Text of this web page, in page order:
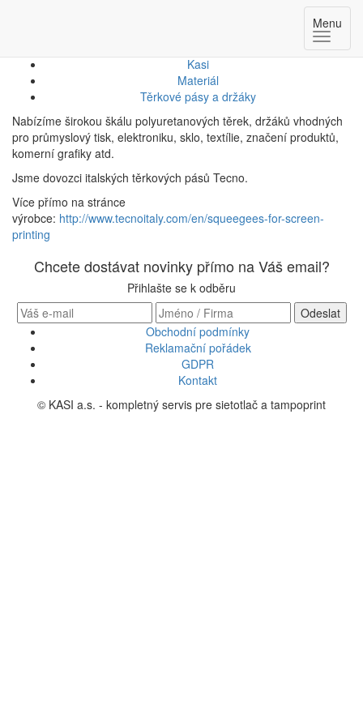
Menu
Těrkové pásy a držáky
Kasi
Materiál
Těrkové pásy a držáky
Nabízíme širokou škálu polyuretanových těrek, držáků vhodných
pro průmyslový tisk, elektroniku, sklo, textílie, značení produktů,
komerní grafiky atd.
Jsme dovozci italských těrkových pásů Tecno.
Více přímo na stránce
výrobce: http://www.tecnoitaly.com/en/squeegees-for-screen-
printing
Chcete dostávat novinky přímo na Váš email?
Přihlašte se k odběru
Obchodní podmínky
Reklamační pořádek
GDPR
Kontakt
© KASI a.s. - kompletný servis pre sietotlač a tampoprint